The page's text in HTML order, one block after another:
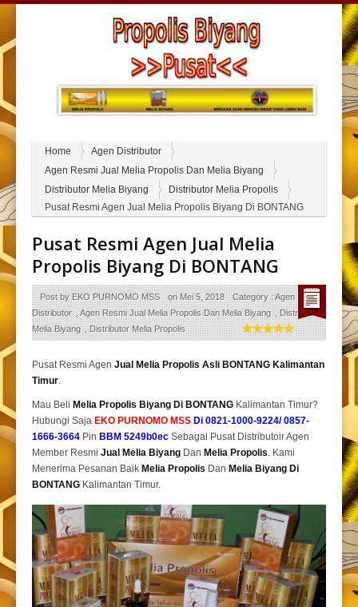
Home
Agen Distributor
Agen Resmi Jual Melia Propolis Dan Melia Biyang
Distributor Melia Biyang
Distributor Melia Propolis
Pusat Resmi Agen Jual Melia Propolis Biyang Di BONTANG
Pusat Resmi Agen Jual Melia
Propolis Biyang Di BONTANG
Post byEKO PURNOMO MSS onMei 5, 2018 Category :Agen
Distributor ,Agen Resmi Jual Melia Propolis Dan Melia Biyang ,Distributor
Melia Biyang ,Distributor Melia Propolis
Pusat Resmi Agen Jual Melia Propolis Asli BONTANG Kalimantan
Timur
Mau Beli Melia Propolis Biyang Di BONTANG Kalimantan Timur?
Hubungi Saja EKO PURNOMO MSS Di 0821-1000-9224/ 0857-
1666-3664 Pin BBM 5249b0ec Sebagai Pusat Distributoir Agen
Member Resmi Jual Melia Biyang Dan Melia Propolis . Kami
Menerima Pesanan Baik Melia Propolis Dan Melia Biyang Di
BONTANG Kalimantan Timur.